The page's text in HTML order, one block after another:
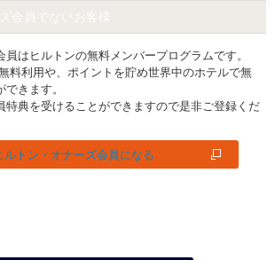
会員でないお客様
員はヒルトンの無料メンバープログラムです。
料利用や、ポイントを貯め世界中のホテルで無
きます。
特典を受けることができますので是非ご登録くだ
ルトン・オナーズ会員になる